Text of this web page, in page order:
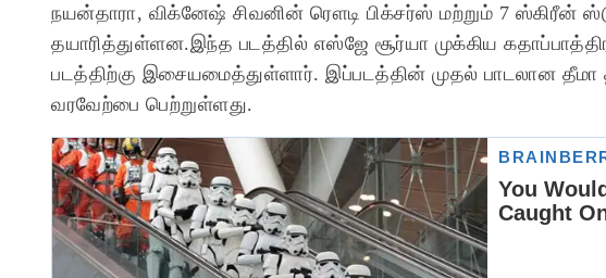
நயன்தாரா, விக்னேஷ் சிவனின் ரௌடி பிக்சர்ஸ் மற்றும் 7 ஸ்கிரீன்
தயாரித்துள்ளன.இந்த படத்தில் எஸ்ஜே சூர்யா முக்கிய
படத்திற்கு இசையமைத்துள்ளார். இப்படத்தின் முதல் பாடலான தீமா
வரவேற்பை பெற்றுள்ளது.